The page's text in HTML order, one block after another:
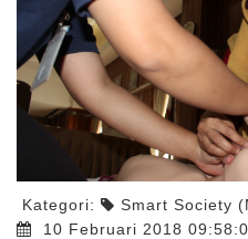
Kategori:
Smart Society
10 Februari 2018